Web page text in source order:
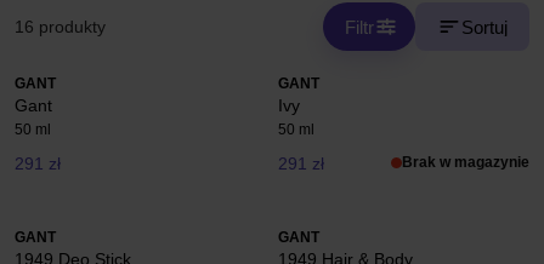
16 produkty Filtr Sortuj
GANT
Gant
50 ml
291 zł
GANT
Ivy
50 ml
291 zł Brak w magazynie
GANT
1949 Deo Stick
GANT
1949 Hair & Body